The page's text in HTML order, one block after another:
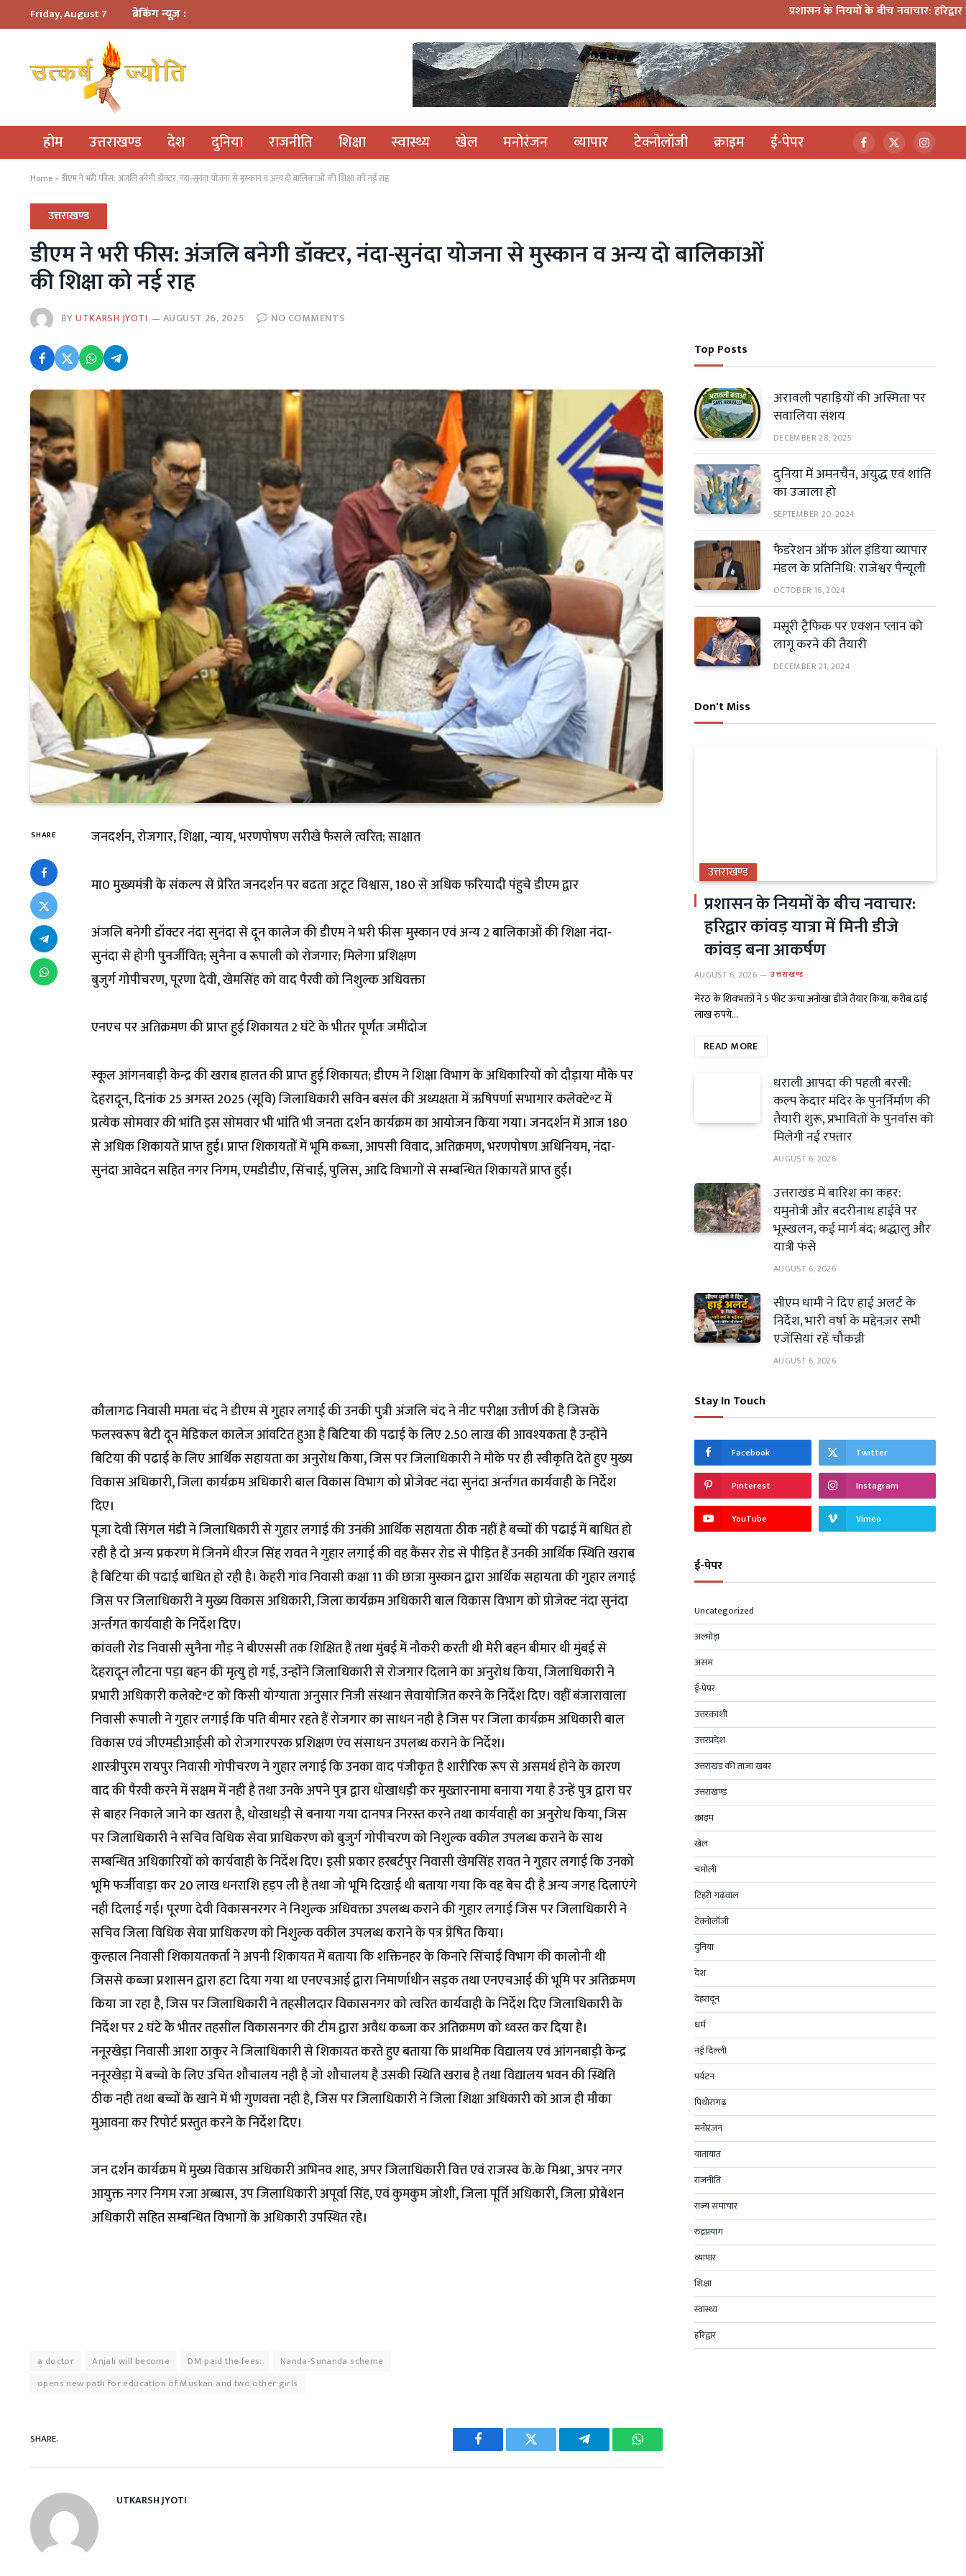
Friday, August 7 ब्रेकिंग न्यूज़ : प्रशासन के नियमों के बीच नवाचार: हरिद्वार कांवड़ यात्रा में
होम उत्तराखण्ड देश दुनिया राजनीति शिक्षा स्वास्थ्य खेल मनोरंजन व्यापार टेक्नोलॉजी क्राइम ई-पेपर Facebook
X
(Twitter)
Home » डीएम ने भरी फीस: अंजलि बनेगी डॉक्टर, नंदा-सुनंदा योजना से मुस्कान व अन्य दो बालिकाओं की शिक्षा को नई राह
उत्तराखण्ड
डीएम ने भरी फीस: अंजलि बनेगी डॉक्टर, नंदा-सुनंदा योजना से मुस्कान व अन्य दो बालिकाओं
की शिक्षा को नई राह
BYUTKARSH JYOTI AUGUST 26, 2025 NO COMMENTS
SHARE जनदर्शन, रोजगार, शिक्षा, न्याय, भरणपोषण सरीखे फैसले त्वरित; साक्षात
मा0 मुख्यमंत्री के संकल्प से प्रेरित जनदर्शन पर बढता अटूट विश्वास, 180 से अधिक फरियादी पंहुचे डीएम द्वार
अंजलि बनेगी डॉक्टर नंदा सुनंदा से दून कालेज की डीएम ने भरी फीसः मुस्कान एवं अन्य 2 बालिकाओं की शिक्षा नंदा-
सुनंदा से होगी पुनर्जीवित; सुनैना व रूपाली को रोजगार; मिलेगा प्रशिक्षण
बुजुर्ग गोपीचरण, पूरणा देवी, खेमसिंह को वाद पैरवी को निशुल्क अधिवक्ता
एनएच पर अतिक्रमण की प्राप्त हुई शिकायत 2 घंटे के भीतर पूर्णतः जमींदोज
स्कूल आंगनबाड़ी केन्द्र की खराब हालत की प्राप्त हुई शिकायत; डीएम ने शिक्षा विभाग के अधिकारियों को दौड़ाया मौके पर
देहरादून, दिनांक 25 अगस्त 2025 (सूवि) जिलाधिकारी सविन बसंल की अध्यक्षता में ऋषिपर्णा सभागार कलेक्टेªट में
प्रत्येक सोमवार की भांति इस सोमवार भी भांति भी जनता दर्शन कार्यक्रम का आयोजन किया गया। जनदर्शन में आज 180
से अधिक शिकायतें प्राप्त हुई। प्राप्त शिकायतों में भूमि कब्जा, आपसी विवाद, अतिक्रमण, भरणपोषण अधिनियम, नंदा-
सुनंदा आवेदन सहित नगर निगम, एमडीडीए, सिंचाई, पुलिस, आदि विभागों से सम्बन्धित शिकायतें प्राप्त हुई।
कौलागढ निवासी ममता चंद ने डीएम से गुहार लगाई की उनकी पुत्री अंजलि चंद ने नीट परीक्षा उत्तीर्ण की है जिसके
फलस्वरूप बेटी दून मेडिकल कालेज आंवटित हुआ है बिटिया की पढाई के लिए 2.50 लाख की आवश्यकता है उन्होंने
बिटिया की पढाई के लिए आर्थिक सहायता का अनुरोध किया, जिस पर जिलाधिकारी ने मौके पर ही स्वीकृति देते हुए मुख्य
विकास अधिकारी, जिला कार्यक्रम अधिकारी बाल विकास विभाग को प्रोजेक्ट नंदा सुनंदा अर्न्तगत कार्यवाही के निर्देश
दिए।
पूजा देवी सिंगल मंडी ने जिलाधिकारी से गुहार लगाई की उनकी आर्थिक सहायता ठीक नहीं है बच्चों की पढाई में बाधित हो
रही है दो अन्य प्रकरण में जिनमें धीरज सिंह रावत ने गुहार लगाई की वह कैंसर रोड से पीड़ित हैं उनकी आर्थिक स्थिति खराब
है बिटिया की पढाई बाधित हो रही है। केहरी गांव निवासी कक्षा 11 की छात्रा मुस्कान द्वारा आर्थिक सहायता की गुहार लगाई
जिस पर जिलाधिकारी ने मुख्य विकास अधिकारी, जिला कार्यक्रम अधिकारी बाल विकास विभाग को प्रोजेक्ट नंदा सुनंदा
अर्न्तगत कार्यवाही के निर्देश दिए।
कांवली रोड निवासी सुनैना गौड़ ने बीएससी तक शिक्षित हैं तथा मुंबई में नौकरी करती थी मेरी बहन बीमार थी मुंबई से
देहरादून लौटना पड़ा बहन की मृत्यु हो गई, उन्होंने जिलाधिकारी से रोजगार दिलाने का अनुरोध किया, जिलाधिकारी ने
प्रभारी अधिकारी कलेक्टेªट को किसी योग्याता अनुसार निजी संस्थान सेवायोजित करने के निर्देश दिए। वहीं बंजारावाला
निवासी रूपाली ने गुहार लगाई कि पति बीमार रहते हैं रोजगार का साधन नही है जिस पर जिला कार्यक्रम अधिकारी बाल
विकास एवं जीएमडीआईसी को रोजगारपरक प्रशिक्षण एंव संसाधन उपलब्ध कराने के निर्देश।
शास्त्रीपुरम रायपुर निवासी गोपीचरण ने गुहार लगाई कि उनका वाद पंजीकृत है शारीरिक रूप से असमर्थ होने के कारण
वाद की पैरवी करने में सक्षम में नही है तथा उनके अपने पुत्र द्वारा धोखाधड़ी कर मुख्तारनामा बनाया गया है उन्हें पुत्र द्वारा घर
से बाहर निकाले जाने का खतरा है, धोखाधड़ी से बनाया गया दानपत्र निरस्त करने तथा कार्यवाही का अनुरोध किया, जिस
पर जिलाधिकारी ने सचिव विधिक सेवा प्राधिकरण को बुजुर्ग गोपीचरण को निशुल्क वकील उपलब्ध कराने के साथ
सम्बन्धित अधिकारियों को कार्यवाही के निर्देश दिए। इसी प्रकार हरबर्टपुर निवासी खेमसिंह रावत ने गुहार लगाई कि उनको
भूमि फर्जीवाड़ा कर 20 लाख धनराशि हड़प ली है तथा जो भूमि दिखाई थी बताया गया कि वह बेच दी है अन्य जगह दिलाएंगे
नही दिलाई गई। पूरणा देवी विकासनरगर ने निशुल्क अधिवक्ता उपलब्ध कराने की गुहार लगाई जिस पर जिलाधिकारी ने
सचिव जिला विधिक सेवा प्राधिकरण को निशुल्क वकील उपलब्ध कराने के पत्र प्रेषित किया।
कुल्हाल निवासी शिकायतकर्ता ने अपनी शिकायत में बताया कि शक्तिनहर के किनारे सिंचाई विभाग की कालोनी थी
जिससे कब्जा प्रशासन द्वारा हटा दिया गया था एनएचआई द्वारा निमार्णाधीन सड़क तथा एनएचआई की भूमि पर अतिक्रमण
किया जा रहा है, जिस पर जिलाधिकारी ने तहसीलदार विकासनगर को त्वरित कार्यवाही के निर्देश दिए जिलाधिकारी के
निर्देश पर 2 घंटे केे भीतर तहसील विकासनगर की टीम द्वारा अवैध कब्जा कर अतिक्रमण को ध्वस्त कर दिया है।
ननूरखेड़ा निवासी आशा ठाकुर ने जिलाधिकारी से शिकायत करते हुए बताया कि प्राथमिक विद्यालय एवं आंगनबाड़ी केन्द्र
ननूरखेड़ा में बच्चो के लिए उचित शौचालय नही है जो शौचालय है उसकी स्थिति खराब है तथा विद्यालय भवन की स्थिति
ठीक नही तथा बच्चों के खाने में भी गुणवत्ता नही है, जिस पर जिलाधिकारी ने जिला शिक्षा अधिकारी को आज ही मौका
मुआवना कर रिपोर्ट प्रस्तुत करने के निर्देश दिए।
जन दर्शन कार्यक्रम में मुख्य विकास अधिकारी अभिनव शाह, अपर जिलाधिकारी वित्त एवं राजस्व के.के मिश्रा, अपर नगर
आयुक्त नगर निगम रजा अब्बास, उप जिलाधिकारी अपूर्वा सिंह, एवं कुमकुम जोशी, जिला पूर्ति अधिकारी, जिला प्रोबेशन
अधिकारी सहित सम्बन्धित विभागों के अधिकारी उपस्थित रहे।
a doctor Anjali will become DM paid the fees:
Nanda-Sunanda scheme
opens new path for education of Muskan and two other girls
SHARE.
Facebook Twitter Telegram WhatsApp
UTKARSH JYOTI
Top Posts
अरावली पहाड़ियों की अस्मिता पर
सवालिया संशय
DECEMBER 28, 2025
दुनिया में अमनचैन, अयुद्ध एवं शांति
का उजाला हो
SEPTEMBER 20, 2024
फैडरेशन ऑफ ऑल इंडिया व्यापार
मंडल के प्रतिनिधि: राजेश्वर पैन्यूली
OCTOBER 16, 2024
मसूरी ट्रैफिक पर एक्शन प्लान को
लागू करने की तैयारी
DECEMBER 21, 2024
Don't Miss
उत्तराखण्ड
प्रशासन के नियमों के बीच नवाचार:
हरिद्वार कांवड़ यात्रा में मिनी डीजे
कांवड़ बना आकर्षण
AUGUST 6, 2026 उत्तराखण्ड
मेरठ के शिवभक्तों ने 5 फीट ऊंचा अनोखा डीजे तैयार किया, करीब ढाई
लाख रुपये…
READ MORE
धराली आपदा की पहली बरसी:
कल्प केदार मंदिर के पुनर्निर्माण की
तैयारी शुरू, प्रभावितों के पुनर्वास को
मिलेगी नई रफ्तार
AUGUST 6, 2026
उत्तराखंड में बारिश का कहर:
यमुनोत्री और बदरीनाथ हाईवे पर
भूस्खलन, कई मार्ग बंद; श्रद्धालु और
यात्री फंसे
AUGUST 6, 2026
सीएम धामी ने दिए हाई अलर्ट के
निर्देश, भारी वर्षा के मद्देनज़र सभी
एजेंसियां रहें चौकन्नी
AUGUST 6, 2026
Stay In Touch
Facebook Twitter
Pinterest Instagram
YouTube Vimeo
ई-पेपर
Uncategorized
अल्मोड़ा
असम
ई-पेपर
उत्तरकाशी
उत्तरप्रदेश
उत्तराखंड की ताज़ा खबर
उत्तराखण्ड
क्राइम
खेल
चमोली
टिहरी गढ़वाल
टेक्नोलॉजी
दुनिया
देश
देहरादून
धर्म
नई दिल्ली
पर्यटन
पिथोरागढ़
मनोरंजन
यातायात
राजनीति
राज्य समाचार
रुद्रप्रयाग
व्यापार
शिक्षा
स्वास्थ्य
हरिद्वार